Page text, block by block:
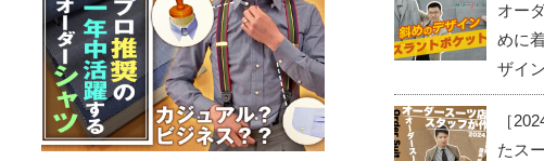
オー
めに
ザイ
［
たス